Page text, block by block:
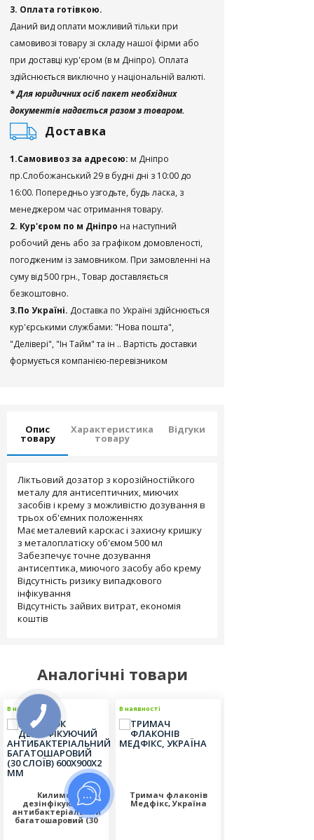
3. Оплата готівкою.
Даний вид оплати можливий тільки при
самовивозі товару зі складу нашої фірми або
при доставці кур'єром (в м Дніпро). Оплата
здійснюється виключно у національній валюті.
* Для юридичних осіб пакет необхідних
документів надається разом з товаром.
Доставка
1.Самовивоз за адресою: м Дніпро
пр.Слобожанський 29 в будні дні з 10:00 до
16:00. Попередньо узгодьте, будь ласка, з
менеджером час отримання товару.
2. Кур'єром по м Дніпро на наступний
робочий день або за графіком домовленості,
погодженим із замовником. При замовленні на
суму від 500 грн., Товар доставляється
безкоштовно.
3.По Україні. Доставка по Україні здійснюється
кур'єрськими службами: "Нова пошта",
"Делівері", "Ін Тайм" та ін .. Вартість доставки
формується компанією-перевізником
Опис
товару
Характеристика
товару
Відгуки
Ліктьовий дозатор з корозійностійкого
металу для антисептичних, миючих
засобів і крему з можливістю дозування в
трьох об'ємних положеннях
Має металевий карскас і захисну кришку
з металоплатіску об'ємом 500 мл
Забезпечує точне дозування
антисептика, миючого засобу або крему
Відсутність ризику випадкового
інфікування
Відсутність зайвих витрат, економія
коштів
Аналогічні товари
В наявності
Килимок
дезінфікуючий
антибактеріальний
багатошаровий (30
слоїв) 600х900х2 мм
В наявності
Тримач флаконів
Медфікс, Україна